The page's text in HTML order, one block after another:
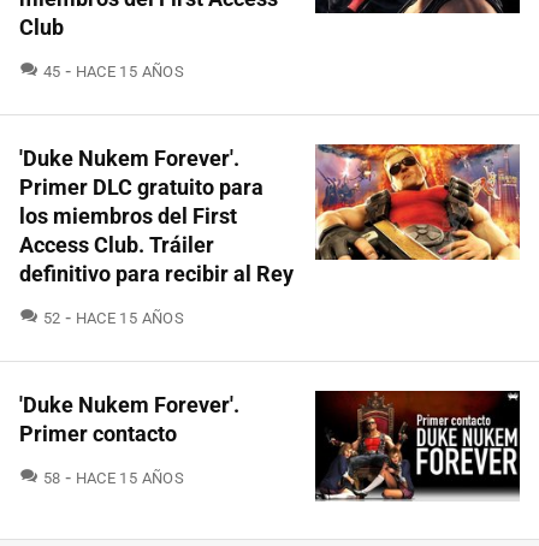
Club
45 COMENTARIOS
HACE 15 AÑOS
'Duke Nukem Forever'.
Primer DLC gratuito para
los miembros del First
Access Club. Tráiler
definitivo para recibir al Rey
52 COMENTARIOS
HACE 15 AÑOS
'Duke Nukem Forever'.
Primer contacto
58 COMENTARIOS
HACE 15 AÑOS